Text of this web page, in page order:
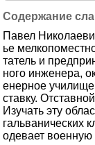
Павел
ье
татель и
ного инженера,
енерное
ставку.
Изучать эту
гальванических
одевает